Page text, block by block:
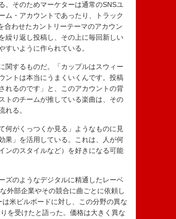
。そのためマーケターは通常のSNSユ
ム・アカウントであったり、トラック
合わせたカントリーテーマのアカウン
繰り返し投稿し、その上に毎回新しい
いように作られている。
するものだ。「カップルはスウィー
ントは本当にうまくいくんです。投稿
れるのです」と、このアカウントの背
トのチームが推している楽曲は、その
れる。
がくっつくか見る」ようなものに見
果」を活用している。これは、人が何
ンのスタイルなど）を好きになる可能
ズのようなデジタルに精通したレーベ
外部企業やその競合に曲ごとに依頼し
米ビルボードに対し、この分野の異な
を受けたと語った。価格は大きく異な